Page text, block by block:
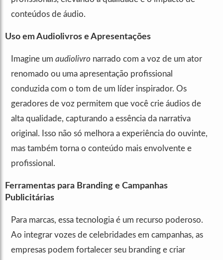
conteúdos de áudio.
Uso em Audiolivros e Apresentações
Imagine um audiolivro narrado com a voz de um ator
renomado ou uma apresentação profissional
conduzida com o tom de um líder inspirador. Os
geradores de voz permitem que você crie áudios de
alta qualidade, capturando a essência da narrativa
original. Isso não só melhora a experiência do ouvinte,
mas também torna o conteúdo mais envolvente e
profissional.
Ferramentas para Branding e Campanhas
Publicitárias
Para marcas, essa tecnologia é um recurso poderoso.
Ao integrar vozes de celebridades em campanhas, as
empresas podem fortalecer seu branding e criar